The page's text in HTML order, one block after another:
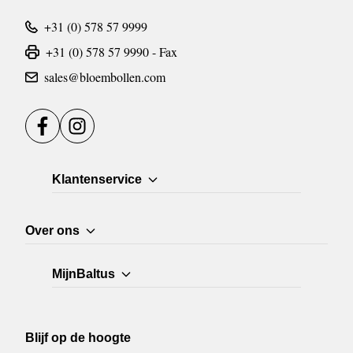
+31 (0) 578 57 9999
+31 (0) 578 57 9990 - Fax
sales@bloembollen.com
FacebookInstagram
Klantenservice
Over ons
MijnBaltus
Blijf op de hoogte